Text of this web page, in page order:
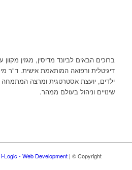
ברוכים הבאים לביונד מדיסין, מגזין
דיגיטלית ורפואה המותאמת אישית. ד"ר
ילדים, יועצת אסטרטגית ומרצה
שינויים וניהול בעולם ממהר.
i-Logic - Web Development | © Copyright - ד"ר מיכל חמו - חדשנות רפואית